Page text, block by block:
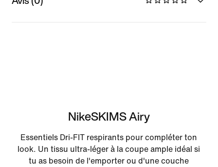
NikeSKIMS Airy
Essentiels Dri-FIT respirants pour compléter ton
look. Un tissu ultra-léger à la coupe ample idéal si
tu as besoin de l'emporter ou d'une couche